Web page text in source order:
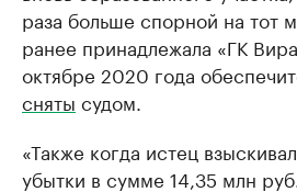
раза больше спорной на тот
ранее принадлежала «ГК
октябре 2020 года
сняты судом.
«Также когда истец
убытки в сумме 14,35 млн